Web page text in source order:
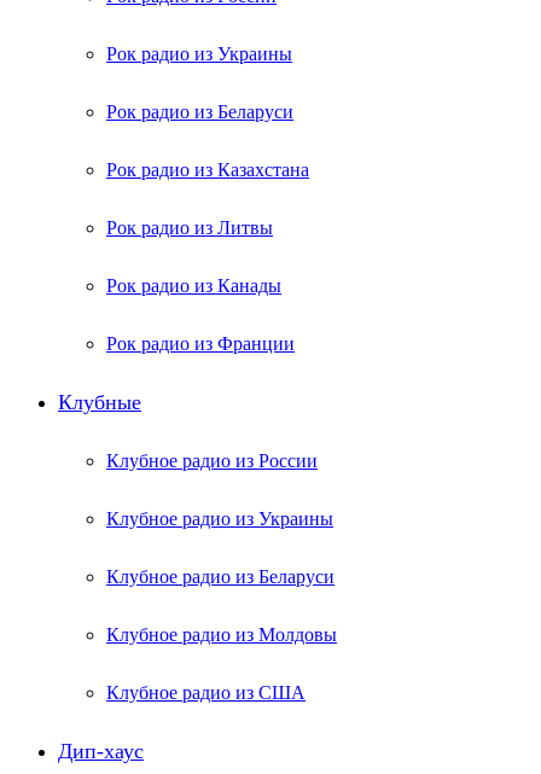
Рок радио из Украины
Рок радио из Беларуси
Рок радио из Казахстана
Рок радио из Литвы
Рок радио из Канады
Рок радио из Франции
Клубные
Клубное радио из России
Клубное радио из Украины
Клубное радио из Беларуси
Клубное радио из Молдовы
Клубное радио из США
Дип-хаус